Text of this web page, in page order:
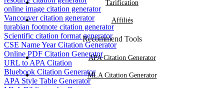
online image citation generator
Vancouver citation generator
turabian footnote citation generator
Scientific citation format generator
CSE Name Year Citation Generator
Online PDF Citation Generator
URL to APA Citation
Bluebook Citation Generator
APA Style Table Generator
Tarification
Affiliés
Recommend Tools
APA Citation Generator
MLA Citation Generator